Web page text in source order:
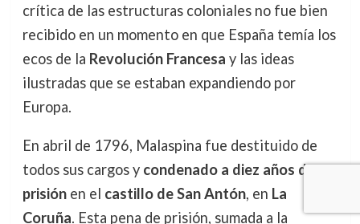
crítica de las estructuras coloniales no fue bien
recibido en un momento en que España temía los
ecos de la Revolución Francesa y las ideas
ilustradas que se estaban expandiendo por
Europa.
En abril de 1796, Malaspina fue destituido de
todos sus cargos y condenado a diez años de
prisiónen el castillo de San Antón, en La
Coruña. Esta pena de prisión, sumada a la